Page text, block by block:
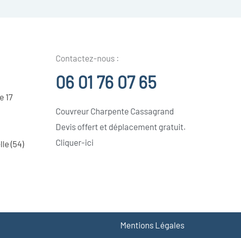
17
(54)
Contactez-nous :
06 01 76 07 65
Couvreur Charpente Cassagrand
Devis offert et déplacement gratuit.
Cliquer-ici
Mentions Légales